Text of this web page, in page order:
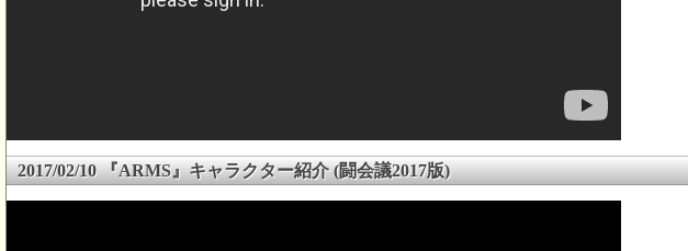
2017/02/10 『ARMS』キャラクター紹介 (闘会議2017版)